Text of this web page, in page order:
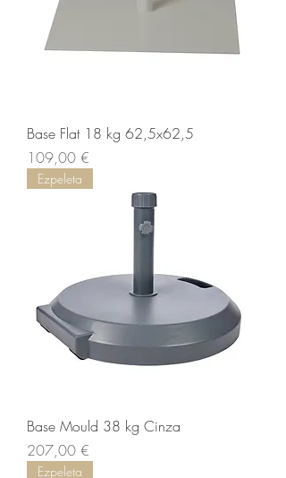
Base Flat 18 kg 62,5x62,5
Prix
109,00 €
Ezpeleta
Base Mould 38 kg Cinza
Prix
207,00 €
Ezpeleta